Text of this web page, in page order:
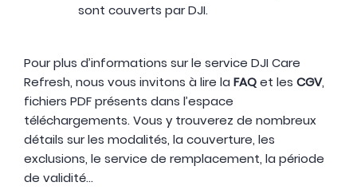
sont couverts par DJI.
Pour plus d’informations sur le service DJI Care
Refresh, nous vous invitons à lire la FAQet les CGV,
fichiers PDF présents dans l’espace
téléchargements. Vous y trouverez de nombreux
détails sur les modalités, la couverture, les
exclusions, le service de remplacement, la période
de validité...